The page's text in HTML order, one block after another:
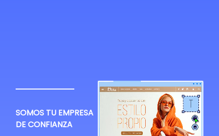
SOMOS TU EMPRESA
DE CONFIANZA